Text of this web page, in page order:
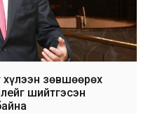
хүлээн зөвшөөрөх
шийтгэсэн